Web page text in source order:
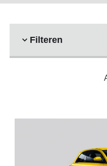
Filteren